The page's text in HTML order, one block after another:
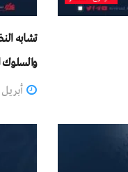
تشابه
والسلوك
أبريل 8, 2026